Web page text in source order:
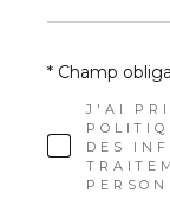
J'AI
DES
* Champ